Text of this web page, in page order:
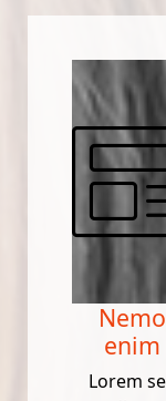
Nemo
enim
Lorem